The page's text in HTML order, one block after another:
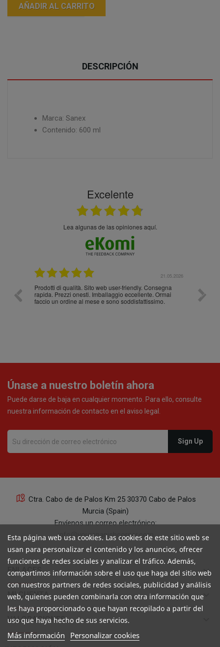
AÑADIR AL CARRITO
DESCRIPCIÓN
Marca: Sanex
Contenido: 600 ml
Excelente
Lea algunas de las opiniones aquí.
21.05.2026
Prodotti di qualità. Sito web user-friendly. Consegna
rapida. Prezzi onesti. Imballaggio eccellente. Ormai
faccio un ordine al mese e sono soddisfattissimo.
10/10
Únase a nuestro boletín ahora
Puede darse de baja en cualquier momento. Para ello, consulte
nuestra información de contacto en el aviso legal.
Ctra. Cabo de de Palos Km 25 30370 Cabo de Palos
Murcia (Spain)
Envíenos un correo electrónico:
info@yourspanishcorner.com
+34 647 29 98 21 de 9 a 14:30
ENLACES keyboard_arrow_down
MI CUENTA keyboard_arrow_down
VALORACIONES
Esta página web usa cookies. Las cookies de este sitio web se
usan para personalizar el contenido y los anuncios, ofrecer
funciones de redes sociales y analizar el tráfico. Además,
compartimos información sobre el uso que haga del sitio web
con nuestros partners de redes sociales, publicidad y análisis
web, quienes pueden combinarla con otra información que
les haya proporcionado o que hayan recopilado a partir del
uso que haya hecho de sus servicios.
Más información Personalizar cookies